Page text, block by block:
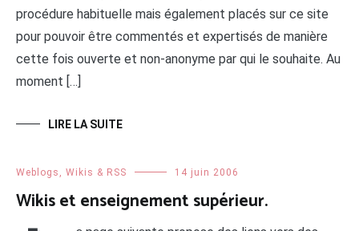
procédure habituelle mais également placés sur ce site
pour pouvoir être commentés et expertisés de manière
cette fois ouverte et non-anonyme par qui le souhaite. Au
moment […]
LIRE LA SUITE
Weblogs, Wikis & RSS 14 juin 2006
Wikis et enseignement supérieur.